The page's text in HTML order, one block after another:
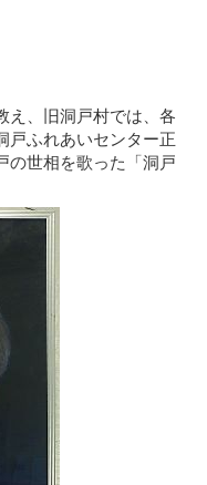
え、旧洞戸村では、各
戸ふれあいセンター正
の世相を歌った「洞戸